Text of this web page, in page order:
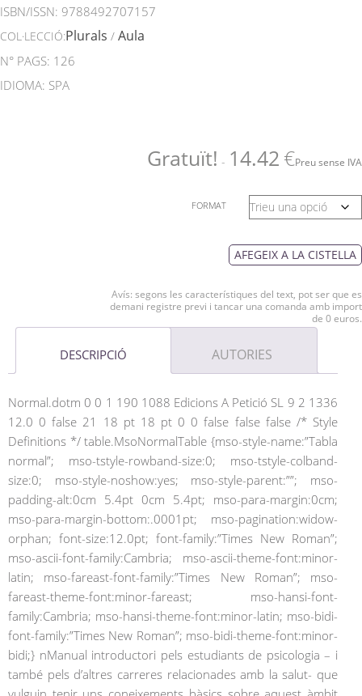
ISBN/ISSN: 9788492707157
COL·LECCIÓ:Plurals / Aula
N° PAGS: 126
IDIOMA: SPA
Gratuït! - 14.42 €Preu sense IVA
FORMAT
AFEGEIX A LA CISTELLA
Avís: segons les característiques del text, pot ser que es
demani registre previ i tancar una comanda amb import
de 0 euros.
DESCRIPCIÓ AUTORIES
Normal.dotm 0 0 1 190 1088 Edicions A Petició SL 9 2 1336
12.0 0 false 21 18 pt 18 pt 0 0 false false false /* Style
Definitions */ table.MsoNormalTable {mso-style-name:”Tabla
normal”; mso-tstyle-rowband-size:0; mso-tstyle-colband-
size:0; mso-style-noshow:yes; mso-style-parent:””; mso-
padding-alt:0cm 5.4pt 0cm 5.4pt; mso-para-margin:0cm;
mso-para-margin-bottom:.0001pt; mso-pagination:widow-
orphan; font-size:12.0pt; font-family:”Times New Roman”;
mso-ascii-font-family:Cambria; mso-ascii-theme-font:minor-
latin; mso-fareast-font-family:”Times New Roman”; mso-
fareast-theme-font:minor-fareast; mso-hansi-font-
family:Cambria; mso-hansi-theme-font:minor-latin; mso-bidi-
font-family:”Times New Roman”; mso-bidi-theme-font:minor-
bidi;} nManual introductori pels estudiants de psicologia – i
també pels d’altres carreres relacionades amb la salut- que